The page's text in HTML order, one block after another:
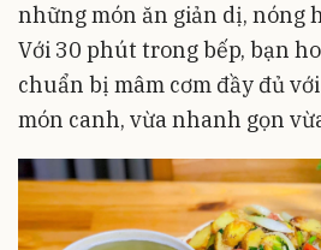
những món ăn giản dị, nóng
Với 30 phút trong bếp, bạn
chuẩn bị mâm cơm đầy đủ
món canh, vừa nhanh gọn